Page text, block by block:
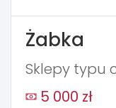
Żabka
Sklepy typu
5 000 zł